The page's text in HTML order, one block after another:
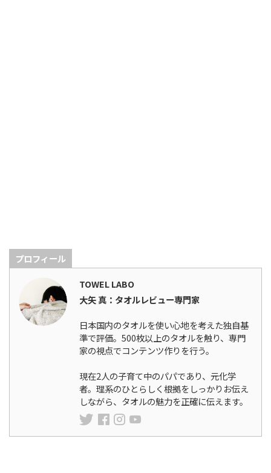
プロフィール
TOWEL LABO
大矢 真：タオルレビュー専門家
日本国内のタオルを使い心地を考えた独自基
準で評価。500枚以上のタオルを触り、専門
家の視点でコンテンツ作りを行う。
現在2人の子育て中のパパであり、元化学
者。理系のひとらしく根拠をしっかりお伝え
しながら、タオルの魅力を正確に伝えます。